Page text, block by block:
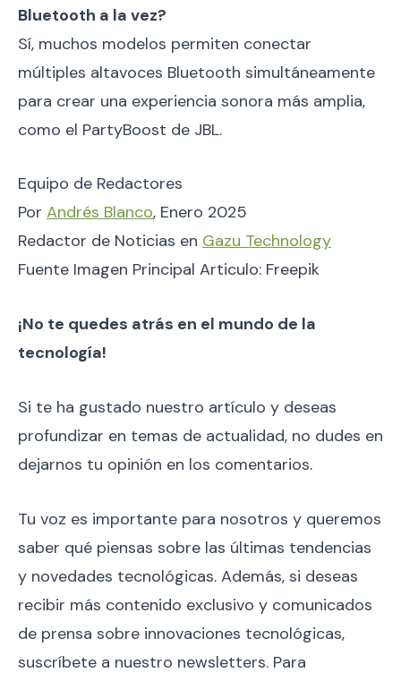
Bluetooth a la vez?
Sí, muchos modelos permiten conectar
múltiples altavoces Bluetooth simultáneamente
para crear una experiencia sonora más amplia,
como el PartyBoost de JBL.
Equipo de Redactores
Por Andrés Blanco, Enero 2025
Redactor de Noticias en Gazu Technology
Fuente Imagen Principal Articulo: Freepik
¡No te quedes atrás en el mundo de la
tecnología!
Si te ha gustado nuestro artículo y deseas
profundizar en temas de actualidad, no dudes en
dejarnos tu opinión en los comentarios.
Tu voz es importante para nosotros y queremos
saber qué piensas sobre las últimas tendencias
y novedades tecnológicas. Además, si deseas
recibir más contenido exclusivo y comunicados
de prensa sobre innovaciones tecnológicas,
suscríbete a nuestro newsletters. Para